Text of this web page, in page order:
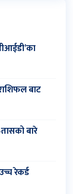
बाट
बारे
रेकर्ड